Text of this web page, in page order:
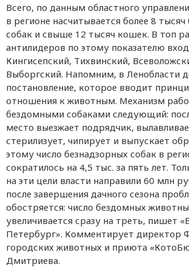
Всего, по данным областного
в регионе насчитывается более 8
собак и свыше 12 тысяч кошек. В топ
антилидеров по этому показателю
Кингисепский, Тихвинский,
Выборгский. Напомним, в Ленобласти
постановление, которое вводит
отношения к животным. Механизм
бездомными собаками следующий:
место выезжает подрядчик,
стерилизует, чипирует и выпускает
этому число безнадзорных собак в
сократилось на 4,5 тыс. за пять лет.
на эти цели власти направили 60 млн
после завершения дачного сезона
обостряется: число бездомных
увеличивается сразу на треть, пишет
Петербург». Комментирует директор
городских животных и приюта
Дмитриева.